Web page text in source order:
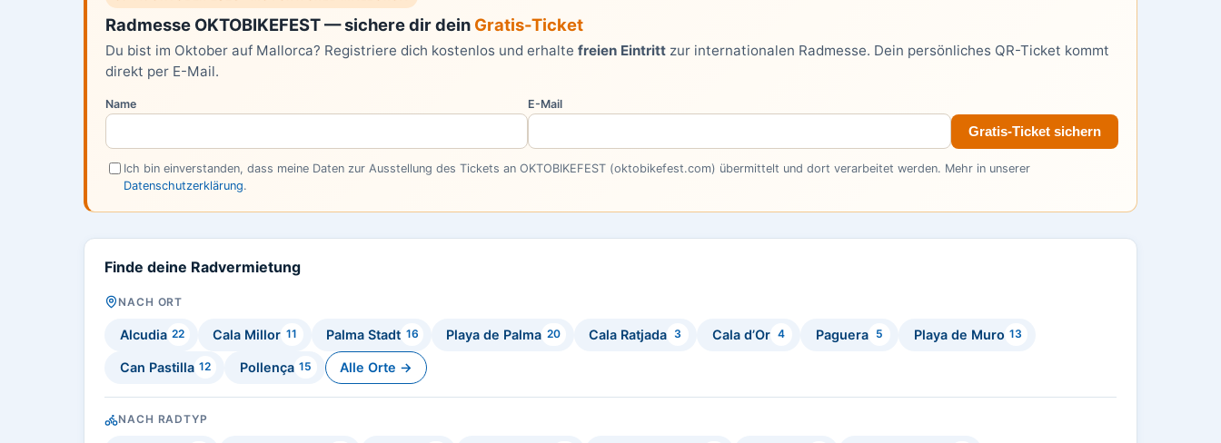
Radmesse OKTOBIKEFEST — sichere dir dein Gratis-Ticket
Du bist im Oktober auf Mallorca? Registriere dich kostenlos und erhalte freien Eintritt zur internationalen Radmesse. Dein persönliches QR-Ticket kommt
direkt per E-Mail.
Name E-Mail
Gratis-Ticket sichern
Ich bin einverstanden, dass meine Daten zur Ausstellung des Tickets an OKTOBIKEFEST (oktobikefest.com) übermittelt und dort verarbeitet werden. Mehr in unserer
Datenschutzerklärung.
Finde deine Radvermietung
NACH ORT
Alcudia 22 Cala Millor 11 Palma Stadt 16 Playa de Palma 20 Cala Ratjada 3 Cala d’Or 4 Paguera 5 Playa de Muro 13
Can Pastilla 12 Pollença 15 Alle Orte →
NACH RADTYP